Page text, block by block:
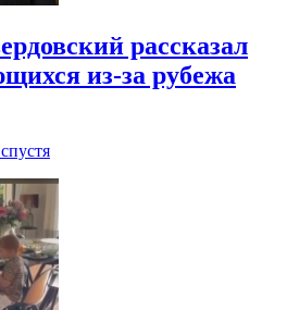
рассказал
из-за рубежа